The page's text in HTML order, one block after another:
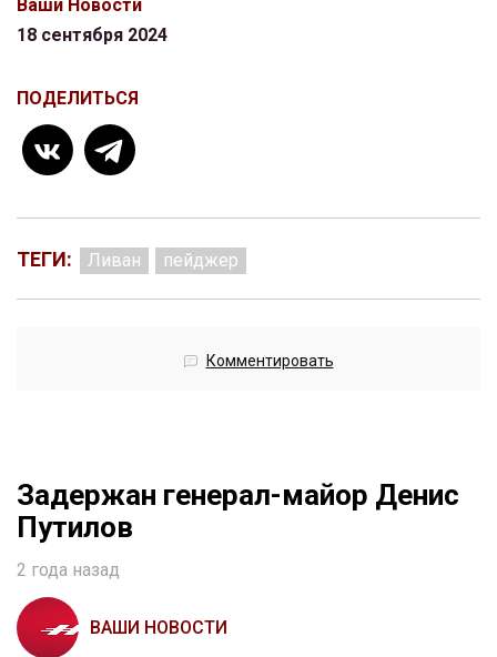
Ваши Новости
18 сентября 2024
ПОДЕЛИТЬСЯ
ТЕГИ: Ливан пейджер
Комментировать
Задержан генерал-майор Денис
Путилов
2 года назад
ВАШИ НОВОСТИ